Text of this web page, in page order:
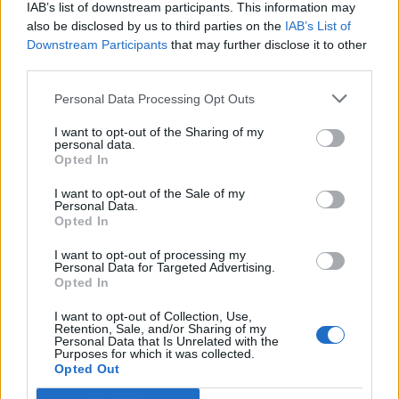
IAB’s list of downstream participants. This information may
also be disclosed by us to third parties on the IAB’s List of
Downstream Participants that may further disclose it to other
Personal Data Processing Opt Outs
I want to opt-out of the Sharing of my
personal data.
Opted In
I want to opt-out of the Sale of my
Personal Data.
Opted In
I want to opt-out of processing my
Personal Data for Targeted Advertising.
Opted In
I want to opt-out of Collection, Use,
Retention, Sale, and/or Sharing of my
Personal Data that Is Unrelated with the
Purposes for which it was collected.
Opted Out
evidências de que o ambiente digital provoque mudanças
genéticas na espécie humana. A adaptação observada,
afirma, ocorre por meio da neuroplasticidade, processo
pelo qual os circuitos neurais se reorganizam em
resposta às experiências.
“O principal desafio é preservar a capacidade de reflexão
profunda em um contexto marcado pela abundância de
informações e pela rápida evolução tecnológica. O
potencial cognitivo humano permanece, mas o seu
desenvolvimento depende de como o cérebro é
Agrela Rodrigues.
Por Ígor Lopes
O “Millennium Estoril Open 2026” decorreu entre os
Cascais, a oeste de Lisboa, assinalando o regresso da
competição ao circuito “ATP Tour” na categoria “ATP
circuito “Challenger”. O francês Luca Van Assche
conquistou o primeiro título ATP da carreira ao
uma edição marcada pela elevada competitividade, pela
forte presença de tenistas portugueses e pela projeção
O torneio arrancou com a fase de qualificação, nos dias
18 e 19 de julho, reunindo dezenas de atletas em busca
de um lugar no quadro principal. A cerimónia de